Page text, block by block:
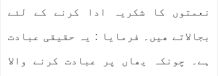
نعمتوں کا شکریہ ادا کرنے کے لئے
بجالاتے ھیں۔ فرمایا : یہ حقیقی عبادت
ہے۔ چونکہ یھاں پر عبادت کرنے والا